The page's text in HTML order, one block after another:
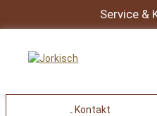
Service &
Kontakt